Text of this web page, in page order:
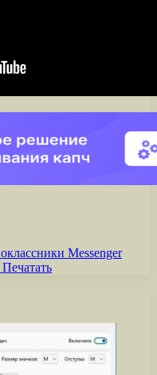
Messenger
Печатать